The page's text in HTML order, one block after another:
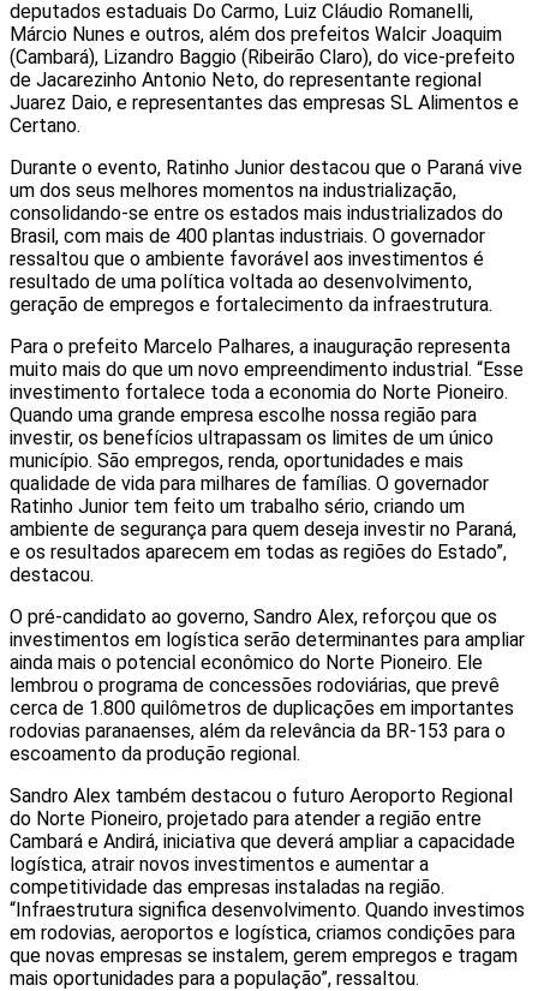
deputados estaduais Do Carmo, Luiz Cláudio Romanelli,
Márcio Nunes e outros, além dos prefeitos Walcir Joaquim
(Cambará), Lizandro Baggio (Ribeirão Claro), do vice-prefeito
de Jacarezinho Antonio Neto, do representante regional
Juarez Daio, e representantes das empresas SL Alimentos e
Certano.
Durante o evento, Ratinho Junior destacou que o Paraná vive
um dos seus melhores momentos na industrialização,
consolidando-se entre os estados mais industrializados do
Brasil, com mais de 400 plantas industriais. O governador
ressaltou que o ambiente favorável aos investimentos é
resultado de uma política voltada ao desenvolvimento,
geração de empregos e fortalecimento da infraestrutura.
Para o prefeito Marcelo Palhares, a inauguração representa
muito mais do que um novo empreendimento industrial. “Esse
investimento fortalece toda a economia do Norte Pioneiro.
Quando uma grande empresa escolhe nossa região para
investir, os benefícios ultrapassam os limites de um único
município. São empregos, renda, oportunidades e mais
qualidade de vida para milhares de famílias. O governador
Ratinho Junior tem feito um trabalho sério, criando um
ambiente de segurança para quem deseja investir no Paraná,
e os resultados aparecem em todas as regiões do Estado”,
destacou.
O pré-candidato ao governo, Sandro Alex, reforçou que os
investimentos em logística serão determinantes para ampliar
ainda mais o potencial econômico do Norte Pioneiro. Ele
lembrou o programa de concessões rodoviárias, que prevê
cerca de 1.800 quilômetros de duplicações em importantes
rodovias paranaenses, além da relevância da BR-153 para o
escoamento da produção regional.
Sandro Alex também destacou o futuro Aeroporto Regional
do Norte Pioneiro, projetado para atender a região entre
Cambará e Andirá, iniciativa que deverá ampliar a capacidade
logística, atrair novos investimentos e aumentar a
competitividade das empresas instaladas na região.
“Infraestrutura significa desenvolvimento. Quando investimos
em rodovias, aeroportos e logística, criamos condições para
que novas empresas se instalem, gerem empregos e tragam
mais oportunidades para a população”, ressaltou.